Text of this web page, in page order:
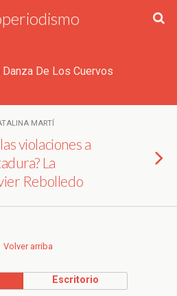
Danza De Los Cuervos
MARTÍ
violaciones a
La
Rebolledo
Volver arriba
Escritorio